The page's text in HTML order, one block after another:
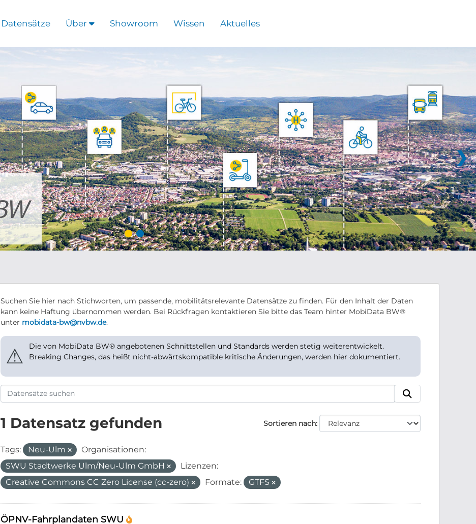
Datensätze Über Showroom Wissen Aktuelles
❯
Suchen Sie hier nach Stichworten, um passende, mobilitätsrelevante Datensätze zu finden. Für den Inhalt der Daten
kann keine Haftung übernommen werden. Bei Rückfragen kontaktieren Sie bitte das Team hinter MobiData BW®
unter mobidata-bw@nvbw.de.
⚠
Die von MobiData BW® angebotenen Schnittstellen und Standards werden stetig weiterentwickelt.
Breaking Changes, das heißt nicht-abwärtskompatible kritische Änderungen, werden hier dokumentiert.
Sortieren nach
1 Datensatz gefunden
Tags: Neu-Ulm
Organisationen:
SWU Stadtwerke Ulm/Neu-Ulm GmbH
Lizenzen:
Creative Commons CC Zero License (cc-zero)
Formate: GTFS
ÖPNV-Fahrplandaten SWU